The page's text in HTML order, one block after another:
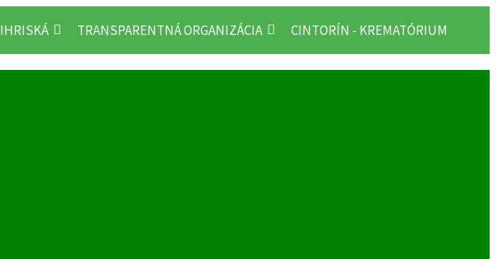
IHRISKÁ TRANSPARENTNÁ ORGANIZÁCIA CINTORÍN - KREMATÓRIUM